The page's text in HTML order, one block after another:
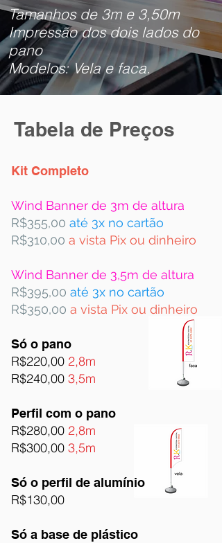
Tamanhos de 3m e 3,50m
Impressão dos dois lados do
pano
Modelos: Vela e faca.
Tabela de Preços
Kit Completo
Wind Banner de 3m de altura
R$355,00 até 3x no cartão
R$310,00 a vista Pix ou dinheiro
Wind Banner de 3,5m de altura
R$395,00 até 3x no cartão
R$350,00 a vista Pix ou dinheiro
Só o pano
R$220,00 2,8m
R$240,00 3,5m
Perfil com o pano
R$280,00 2,8m
R$300,00 3,5m
Só o perfil de alumínio
R$130,00
Só a base de plástico